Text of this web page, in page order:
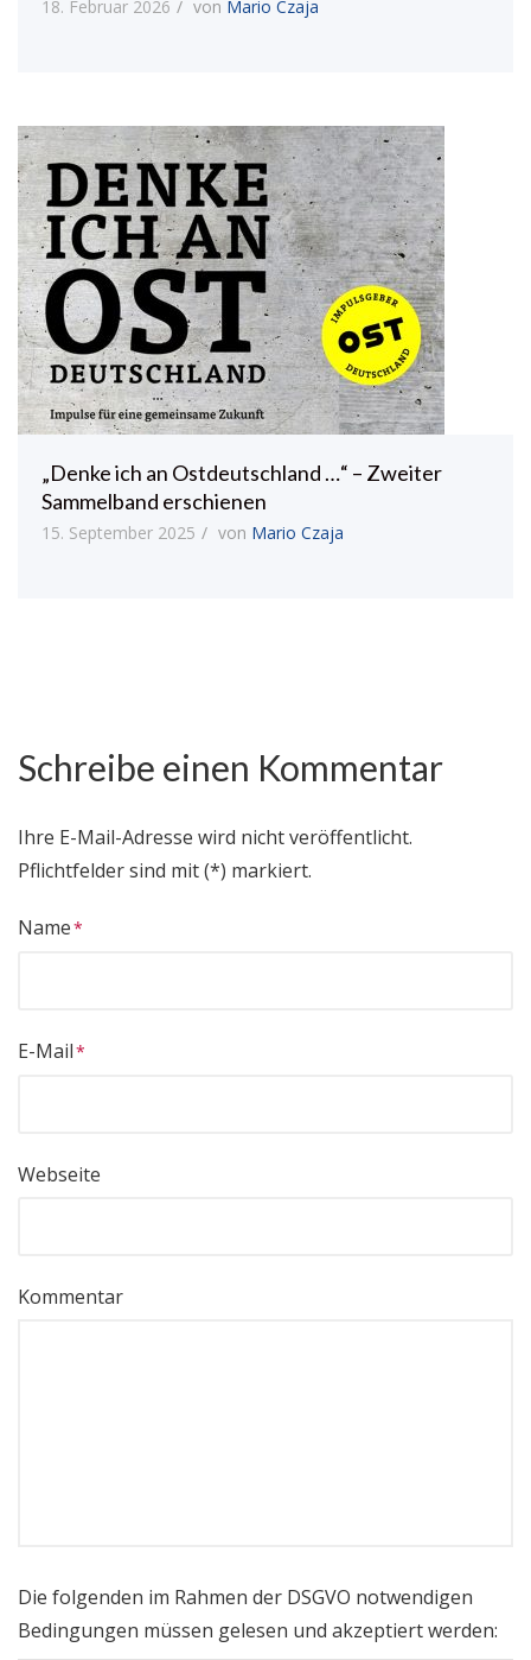
18. Februar 2026 von Mario Czaja
„Denke ich an Ostdeutschland …“ – Zweiter
Sammelband erschienen
15. September 2025 von Mario Czaja
Schreibe einen Kommentar
Ihre E-Mail-Adresse wird nicht veröffentlicht.
Pflichtfelder sind mit (*) markiert.
Name
E-Mail
Webseite
Kommentar
Die folgenden im Rahmen der DSGVO notwendigen
Bedingungen müssen gelesen und akzeptiert werden: